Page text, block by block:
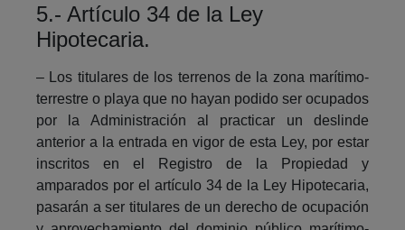
5.- Artículo 34 de la Ley
Hipotecaria.
– Los titulares de los terrenos de la zona marítimo-
terrestre o playa que no hayan podido ser ocupados
por la Administración al practicar un deslinde
anterior a la entrada en vigor de esta Ley, por estar
inscritos en el Registro de la Propiedad y
amparados por el artículo 34 de la Ley Hipotecaria,
pasarán a ser titulares de un derecho de ocupación